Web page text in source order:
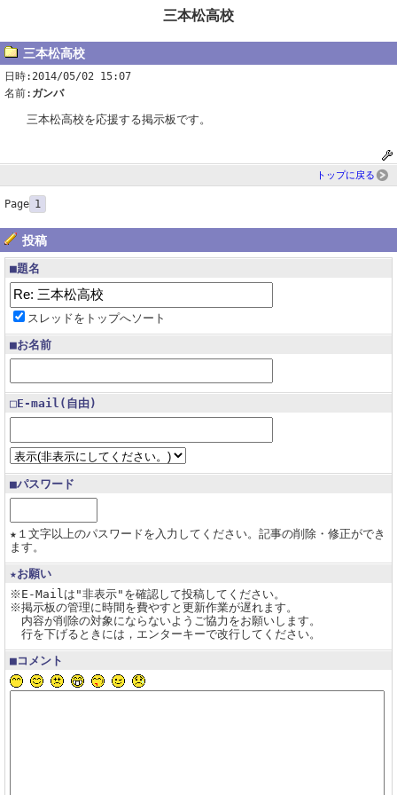
三本松高校
三本松高校
日時:2014/05/02 15:07
名前: ガンバ
三本松高校を応援する掲示板です。
トップに戻る
Page 1
投稿
■題名
スレッドをトップへソート
■お名前
□E-mail(自由)
■パスワード
★１文字以上のパスワードを入力してください。記事の削除・修正ができ
ます。
★お願い
※E-Mailは"非表示"を確認して投稿してください。
※掲示板の管理に時間を費やすと更新作業が遅れます。
内容が削除の対象にならないようご協力をお願いします。
行を下げるときには，エンターキーで改行してください。
■コメント